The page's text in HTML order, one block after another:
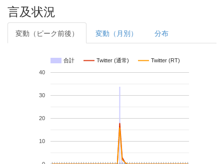
言及状況
変動（ピーク前後） 変動（月別） 分布
合計 Twitter (通常) Twitter (RT)
10
20
30
40